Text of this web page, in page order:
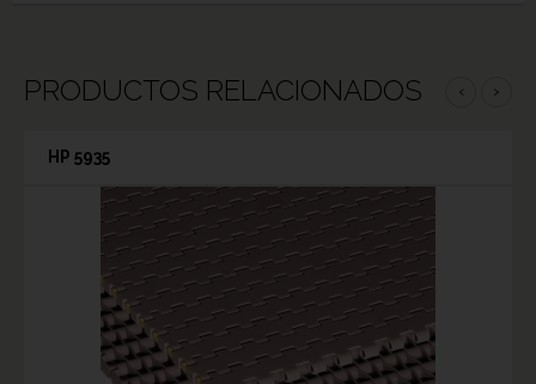
PRODUCTOS RELACIONADOS ‹ ›
HP 5935